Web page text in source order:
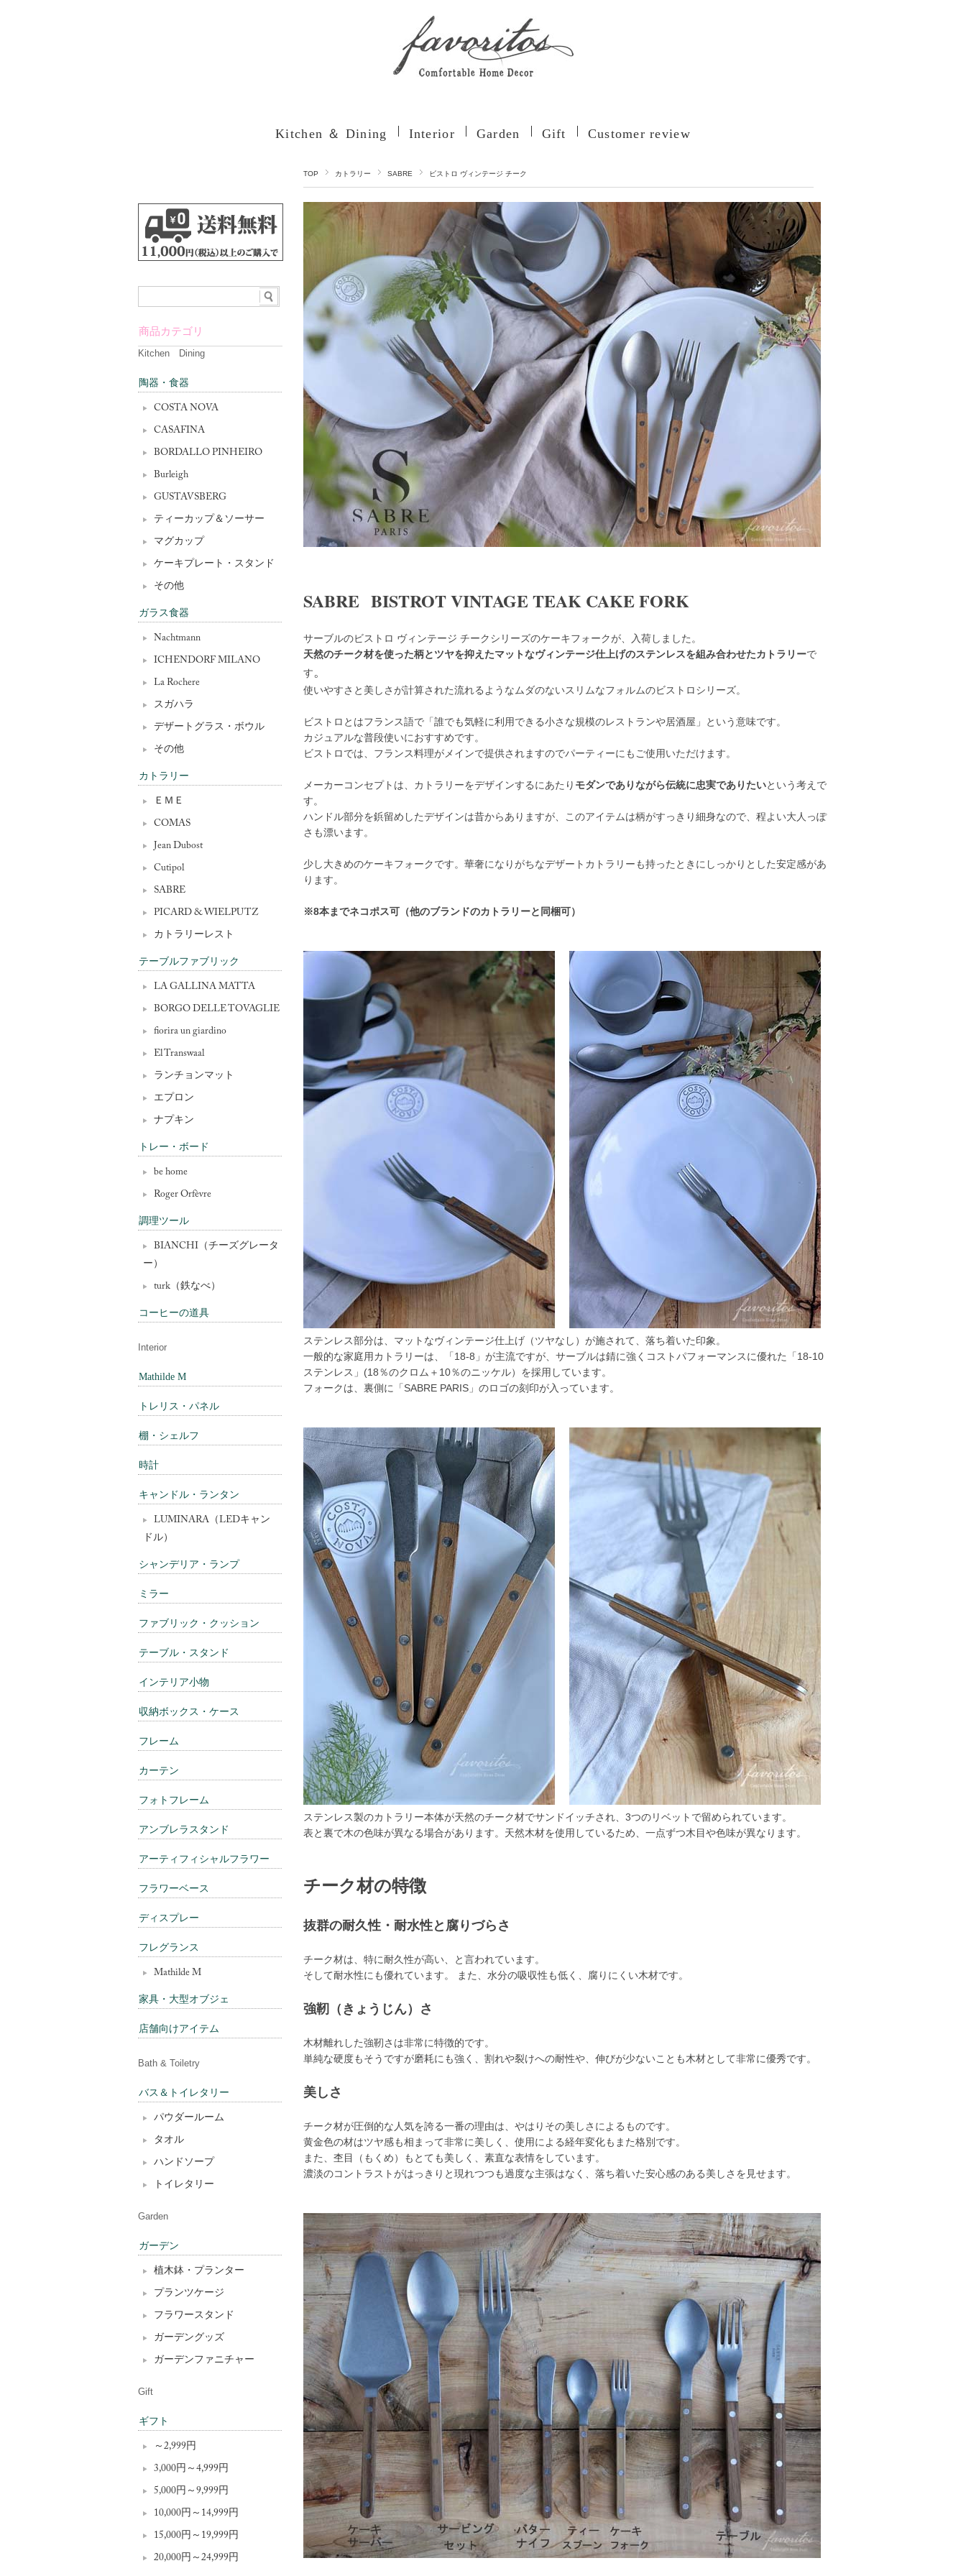
Kitchen ＆ Dining Interior Garden Gift Customer review
TOP カトラリー SABRE ビストロ ヴィンテージ チーク
SABRE BISTROT VINTAGE TEAK CAKE FORK
サーブルのビストロ ヴィンテージ チークシリーズのケーキフォークが、入荷しました。
天然のチーク材を使った柄とツヤを抑えたマットなヴィンテージ仕上げのステンレスを組み合わせたカトラリーで
す。
使いやすさと美しさが計算された流れるようなムダのないスリムなフォルムのビストロシリーズ。
ビストロとはフランス語で「誰でも気軽に利用できる小さな規模のレストランや居酒屋」という意味です。
カジュアルな普段使いにおすすめです。
ビストロでは、フランス料理がメインで提供されますのでパーティーにもご使用いただけます。
メーカーコンセプトは、カトラリーをデザインするにあたり モダンでありながら伝統に忠実でありたいという考えで
す。
ハンドル部分を鋲留めしたデザインは昔からありますが、このアイテムは柄がすっきり細身なので、程よい大人っぽ
さも漂います。
少し大きめのケーキフォークです。華奢になりがちなデザートカトラリーも持ったときにしっかりとした安定感があ
ります。
※8本までネコポス可（他のブランドのカトラリーと同梱可）
ステンレス部分は、マットなヴィンテージ仕上げ（ツヤなし）が施されて、落ち着いた印象。
一般的な家庭用カトラリーは、「18-8」が主流ですが、サーブルは錆に強くコストパフォーマンスに優れた「18-10
ステンレス」(18％のクロム＋10％のニッケル）を採用しています。
フォークは、裏側に「SABRE PARIS」のロゴの刻印が入っています。
ステンレス製のカトラリー本体が天然のチーク材でサンドイッチされ、3つのリベットで留められています。
表と裏で木の色味が異なる場合があります。天然木材を使用しているため、一点ずつ木目や色味が異なります。
チーク材の特徴
抜群の耐久性・耐水性と腐りづらさ
チーク材は、特に耐久性が高い、と言われています。
そして耐水性にも優れています。 また、水分の吸収性も低く、腐りにくい木材です。
強靭（きょうじん）さ
木材離れした強靭さは非常に特徴的です。
単純な硬度もそうですが磨耗にも強く、割れや裂けへの耐性や、伸びが少ないことも木材として非常に優秀です。
美しさ
チーク材が圧倒的な人気を誇る一番の理由は、やはりその美しさによるものです。
黄金色の材はツヤ感も相まって非常に美しく、使用による経年変化もまた格別です。
また、杢目（もくめ）もとても美しく、素直な表情をしています。
濃淡のコントラストがはっきりと現れつつも過度な主張はなく、落ち着いた安心感のある美しさを見せます。
商品カテゴリ
Kitchen Dining
陶器・食器
COSTA NOVA
CASAFINA
BORDALLO PINHEIRO
Burleigh
GUSTAVSBERG
ティーカップ＆ソーサー
マグカップ
ケーキプレート・スタンド
その他
ガラス食器
Nachtmann
ICHENDORF MILANO
La Rochere
スガハラ
デザートグラス・ボウル
その他
カトラリー
ＥＭＥ
COMAS
Jean Dubost
Cutipol
SABRE
PICARD & WIELPUTZ
カトラリーレスト
テーブルファブリック
LA GALLINA MATTA
BORGO DELLE TOVAGLIE
fiorira un giardino
El Transwaal
ランチョンマット
エプロン
ナプキン
トレー・ボード
be home
Roger Orfèvre
調理ツール
BIANCHI（チーズグレータ
ー）
turk（鉄なべ）
コーヒーの道具
Interior
Mathilde M
トレリス・パネル
棚・シェルフ
時計
キャンドル・ランタン
LUMINARA（LEDキャン
ドル）
シャンデリア・ランプ
ミラー
ファブリック・クッション
テーブル・スタンド
インテリア小物
収納ボックス・ケース
フレーム
カーテン
フォトフレーム
アンブレラスタンド
アーティフィシャルフラワー
フラワーベース
ディスプレー
フレグランス
Mathilde M
家具・大型オブジェ
店舗向けアイテム
Bath & Toiletry
バス＆トイレタリー
パウダールーム
タオル
ハンドソープ
トイレタリー
Garden
ガーデン
植木鉢・プランター
プランツケージ
フラワースタンド
ガーデングッズ
ガーデンファニチャー
Gift
ギフト
～2,999円
3,000円～4,999円
5,000円～9,999円
10,000円～14,999円
15,000円～19,999円
20,000円～24,999円